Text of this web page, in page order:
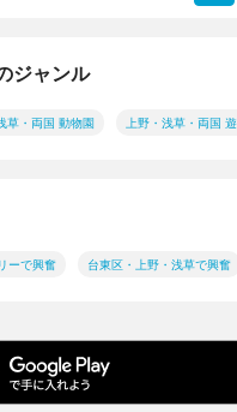
ジャンル
草・両国 動物園 上野・浅草・両国
ーで興奮 台東区・上野・浅草で興奮